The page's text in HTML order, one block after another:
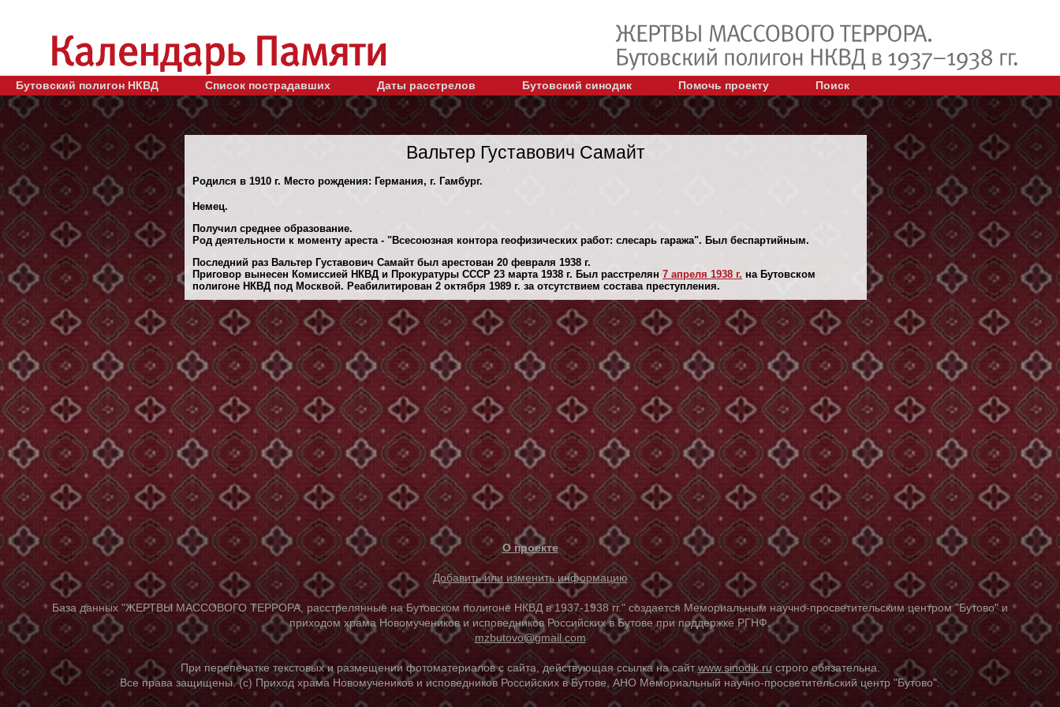
Бутовский полигон НКВД Список пострадавших Даты расстрелов Бутовский синодик Помочь проекту Поиск
Вальтер Густавович Самайт
Родился в 1910 г. Место рождения: Германия, г. Гамбург.
Немец.
Получил среднее образование.
Род деятельности к моменту ареста - "Всесоюзная контора геофизических работ: слесарь гаража". Был беспартийным.
Последний раз Вальтер Густавович Самайт был арестован 20 февраля 1938 г.
Приговор вынесен Комиссией НКВД и Прокуратуры СССР 23 марта 1938 г. Был расстрелян 7 апреля 1938 г. на Бутовском
полигоне НКВД под Москвой. Реабилитирован 2 октября 1989 г. за отсутствием состава преступления.
О проекте
Добавить или изменить информацию
База данных "ЖЕРТВЫ МАССОВОГО ТЕРРОРА, расстрелянные на Бутовском полигоне НКВД в 1937-1938 гг." создается Мемориальным научно-просветительским центром "Бутово" и
приходом храма Новомучеников и исповедников Российских в Бутове при поддержке РГНФ.
mzbutovo@gmail.com
При перепечатке текстовых и размещении фотоматериалов с сайта, действующая ссылка на сайтwww.sinodik.ru строго обязательна.
Все права защищены. (с) Приход храма Новомучеников и исповедников Российских в Бутове, АНО Мемориальный научно-просветительский центр "Бутово".